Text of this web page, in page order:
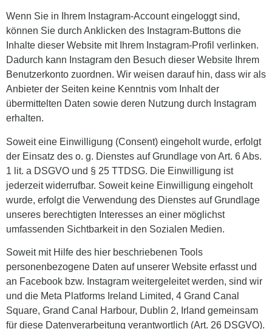
Wenn Sie in Ihrem Instagram-Account eingeloggt sind,
können Sie durch Anklicken des Instagram-Buttons die
Inhalte dieser Website mit Ihrem Instagram-Profil verlinken.
Dadurch kann Instagram den Besuch dieser Website Ihrem
Benutzerkonto zuordnen. Wir weisen darauf hin, dass wir als
Anbieter der Seiten keine Kenntnis vom Inhalt der
übermittelten Daten sowie deren Nutzung durch Instagram
erhalten.
Soweit eine Einwilligung (Consent) eingeholt wurde, erfolgt
der Einsatz des o. g. Dienstes auf Grundlage von Art. 6 Abs.
1 lit. a DSGVO und § 25 TTDSG. Die Einwilligung ist
jederzeit widerrufbar. Soweit keine Einwilligung eingeholt
wurde, erfolgt die Verwendung des Dienstes auf Grundlage
unseres berechtigten Interesses an einer möglichst
umfassenden Sichtbarkeit in den Sozialen Medien.
Soweit mit Hilfe des hier beschriebenen Tools
personenbezogene Daten auf unserer Website erfasst und
an Facebook bzw. Instagram weitergeleitet werden, sind wir
und die Meta Platforms Ireland Limited, 4 Grand Canal
Square, Grand Canal Harbour, Dublin 2, Irland gemeinsam
für diese Datenverarbeitung verantwortlich (Art. 26 DSGVO).